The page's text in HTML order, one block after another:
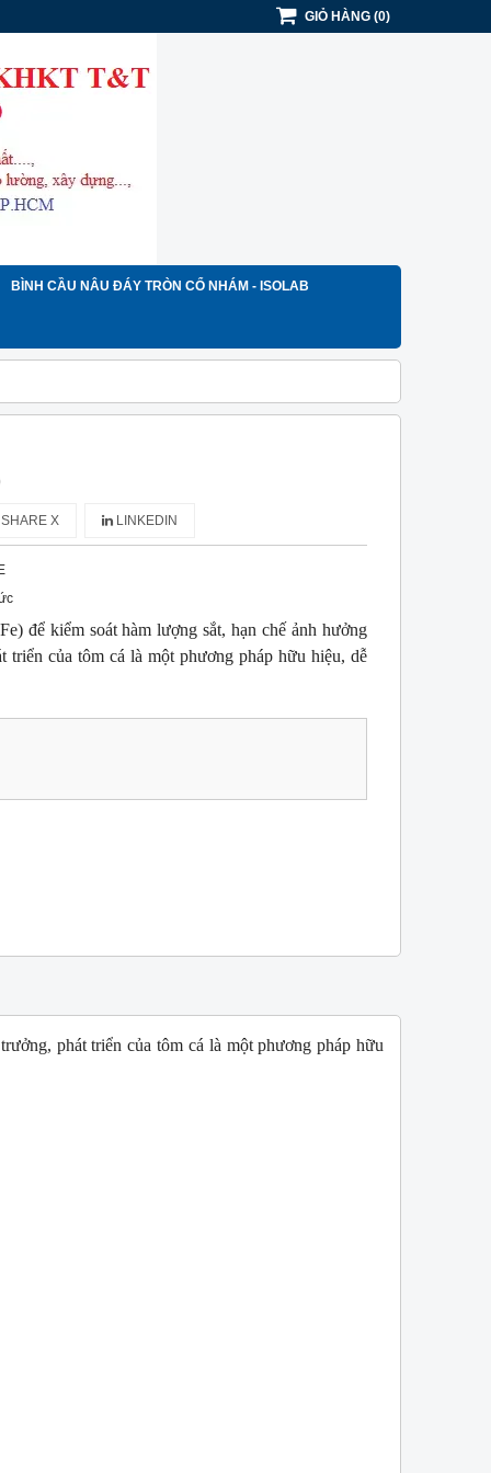
GIỎ HÀNG (0)
BÌNH CẦU NÂU ĐÁY TRÒN CỔ NHÁM - ISOLAB
SHARE X LINKEDIN
để kiểm soát hàm lượng sắt, hạn chế ảnh hưởng
triển của tôm cá là một phương pháp hữu hiệu, dễ
phát triển của tôm cá là một phương pháp hữu